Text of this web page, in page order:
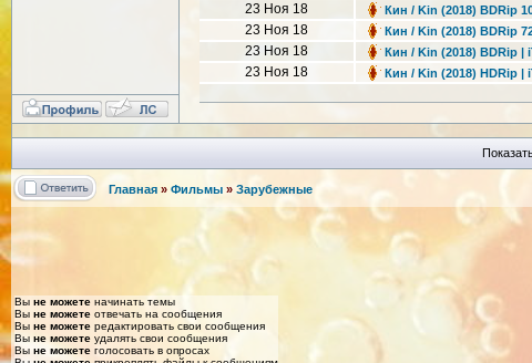
23 Ноя 18
Кин / Kin (2018) BDRip
23 Ноя 18
Кин / Kin (2018) BDRip
23 Ноя 18
Кин / Kin (2018) BDRip |
23 Ноя 18
Кин / Kin (2018) HDRip |
Главная » Фильмы » Зарубежные
Вы не можете начинать темы
Вы не можете отвечать на сообщения
Вы не можете редактировать свои сообщения
Вы не можете удалять свои сообщения
Вы не можете голосовать в опросах